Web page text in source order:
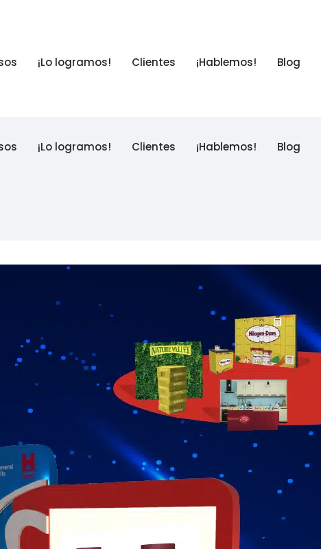
¡Lo logramos! Clientes ¡Hablemos! Blog
¡Lo logramos! Clientes ¡Hablemos! Blog